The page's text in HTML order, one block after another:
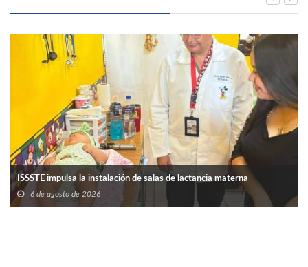
ISSSTE impulsa la instalación de salas de lactancia materna
6 de agosto de 2026